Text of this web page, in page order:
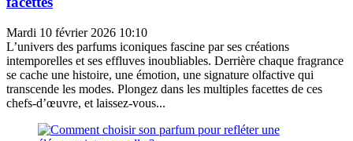
Mardi 10 février 2026 10:10
L’univers des parfums iconiques fascine par ses créations
intemporelles et ses effluves inoubliables. Derrière chaque fragrance
se cache une histoire, une émotion, une signature olfactive qui
transcende les modes. Plongez dans les multiples facettes de ces
chefs-d’œuvre, et laissez-vous...